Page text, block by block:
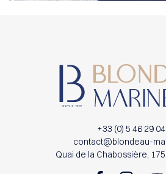
+33 (0) 5 46 29
contact@blondeau-
Quai de la Chabossière,